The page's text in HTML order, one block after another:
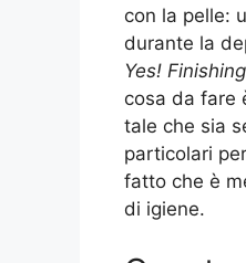
con la pelle:
durante la
Yes!
cosa da fare
tale che sia
particolari
fatto che è
di igiene.